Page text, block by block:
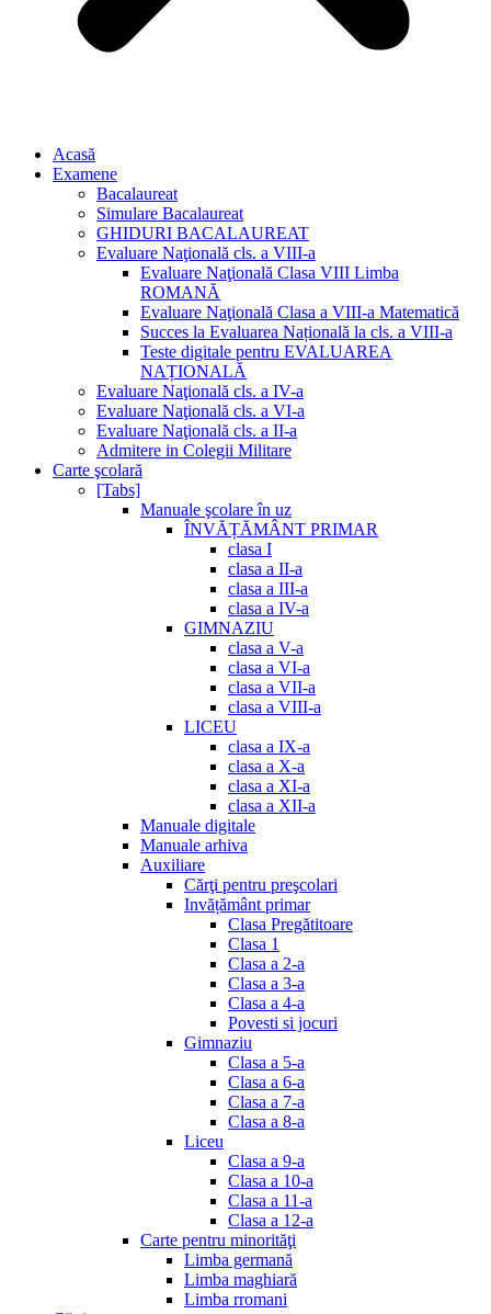
Acasă
Examene
Bacalaureat
Simulare Bacalaureat
GHIDURI BACALAUREAT
Evaluare Naţională cls. a VIII-a
Evaluare Naţională Clasa VIII Limba
ROMANĂ
Evaluare Naţională Clasa a VIII-a Matematică
Succes la Evaluarea Națională la cls. a VIII-a
Teste digitale pentru EVALUAREA
NAȚIONALĂ
Evaluare Naţională cls. a IV-a
Evaluare Naţională cls. a VI-a
Evaluare Naţională cls. a II-a
Admitere in Colegii Militare
Carte şcolară
[Tabs]
Manuale şcolare în uz
ÎNVĂȚĂMÂNT PRIMAR
clasa I
clasa a II-a
clasa a III-a
clasa a IV-a
GIMNAZIU
clasa a V-a
clasa a VI-a
clasa a VII-a
clasa a VIII-a
LICEU
clasa a IX-a
clasa a X-a
clasa a XI-a
clasa a XII-a
Manuale digitale
Manuale arhiva
Auxiliare
Cărţi pentru preşcolari
Invățământ primar
Clasa Pregătitoare
Clasa 1
Clasa a 2-a
Clasa a 3-a
Clasa a 4-a
Povesti si jocuri
Gimnaziu
Clasa a 5-a
Clasa a 6-a
Clasa a 7-a
Clasa a 8-a
Liceu
Clasa a 9-a
Clasa a 10-a
Clasa a 11-a
Clasa a 12-a
Carte pentru minorităţi
Limba germană
Limba maghiară
Limba rromani